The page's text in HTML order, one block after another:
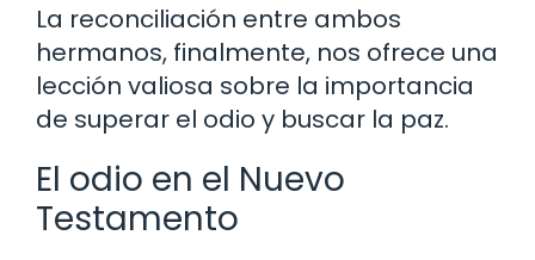
La reconciliación entre ambos
hermanos, finalmente, nos ofrece una
lección valiosa sobre la importancia
de superar el odio y buscar la paz.
El odio en el Nuevo
Testamento